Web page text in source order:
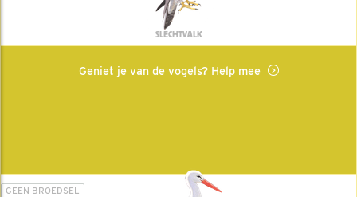
SLECHTVALK
Geniet je van de vogels? Help mee
GEEN BROEDSEL